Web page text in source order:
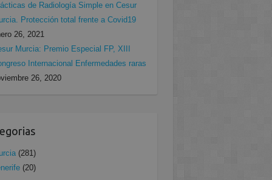
de Radiología Simple en Cesur
Protección total frente a Covid19
26, 2021
Murcia: Premio Especial FP, XIII
Internacional Enfermedades raras
26, 2020
(281)
(20)